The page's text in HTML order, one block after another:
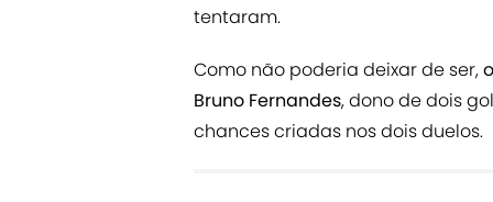
tentaram.
Como não poderia deixar de ser,
Bruno Fernandes, dono de dois
chances criadas nos dois duelos.